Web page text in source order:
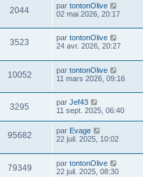
2044 par tontonOlive
02 mai 2026, 20:17
3523 par tontonOlive
24 avr. 2026, 20:27
10052 par tontonOlive
11 mars 2026, 09:16
3295 par Jef43
11 sept. 2025, 06:40
95682 par Evage
22 juil. 2025, 10:02
79349 par tontonOlive
22 juil. 2025, 08:30